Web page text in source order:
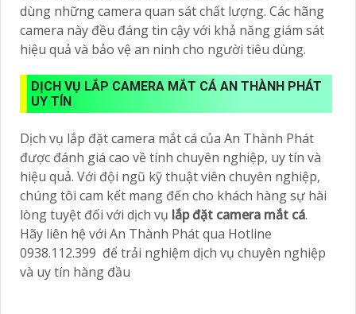
dùng những camera quan sát chất lượng. Các hãng
camera này đều đáng tin cậy với khả năng giám sát
hiệu quả và bảo vệ an ninh cho người tiêu dùng.
DỊCH VỤ LẮP CAMERA MẮT CÁ AN THÀNH PHÁT
UY TÍN
Dịch vụ lắp đặt camera mắt cá của An Thành Phát
được đánh giá cao về tính chuyên nghiệp, uy tín và
hiệu quả. Với đội ngũ kỹ thuật viên chuyên nghiệp,
chúng tôi cam kết mang đến cho khách hàng sự hài
lòng tuyệt đối với dịch vụ lắp đặt camera mắt cá.
Hãy liên hệ với An Thành Phát qua Hotline
0938.112.399 để trải nghiệm dịch vụ chuyên nghiệp
và uy tín hàng đầu